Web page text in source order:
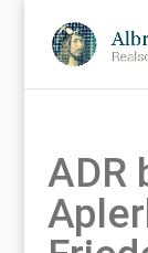
ADR